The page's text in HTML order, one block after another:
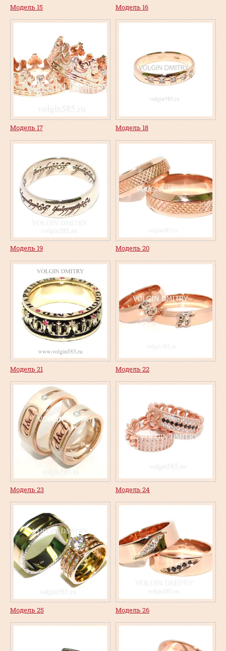
Модель 15 Модель 16
Модель 17 Модель 18
Модель 19 Модель 20
Модель 21 Модель 22
Модель 23 Модель 24
Модель 25 Модель 26